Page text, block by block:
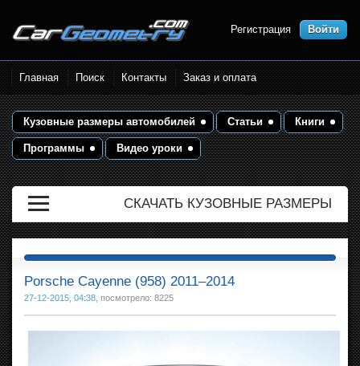
Размеры кузова автомобилей.
Контрольные точки и кузовные
размеры. Геометрия кузова
Регистрация Войти
Главная Поиск Контакты Заказ и оплата
Кузовные размеры автомобилей Статьи Книги
Программы Видео уроки
СКАЧАТЬ КУЗОВНЫЕ РАЗМЕРЫ
Porsche Cayenne (958) 2011–2014
27-12-2015, 04:38 , посмотрело: 8225